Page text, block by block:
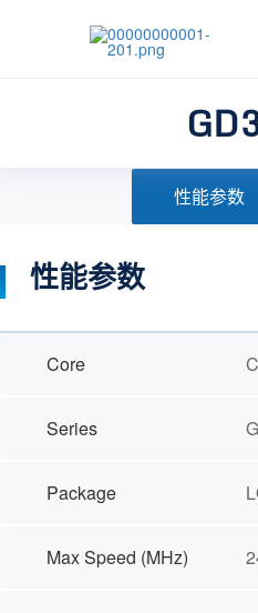
性能参数
首页 >产品中心
性能参数
Core
Series
Package
Max Speed (MHz)